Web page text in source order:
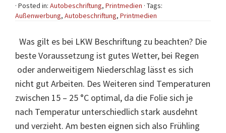
· Posted in: Autobeschriftung, Printmedien · Tags:
Außenwerbung, Autobeschriftung, Printmedien
Was gilt es bei LKW Beschriftung zu beachten? Die
beste Voraussetzung ist gutes Wetter, bei Regen
oder anderweitigem Niederschlag lässt es sich
nicht gut Arbeiten. Des Weiteren sind Temperaturen
zwischen 15 – 25 °C optimal, da die Folie sich je
nach Temperatur unterschiedlich stark ausdehnt
und verzieht. Am besten eignen sich also Frühling